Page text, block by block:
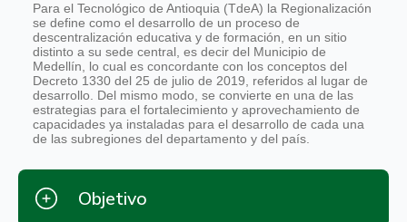
Para el Tecnológico de Antioquia (TdeA) la Regionalización
se define como el desarrollo de un proceso de
descentralización educativa y de formación, en un sitio
distinto a su sede central, es decir del Municipio de
Medellín, lo cual es concordante con los conceptos del
Decreto 1330 del 25 de julio de 2019, referidos al lugar de
desarrollo. Del mismo modo, se convierte en una de las
estrategias para el fortalecimiento y aprovechamiento de
capacidades ya instaladas para el desarrollo de cada una
de las subregiones del departamento y del país.
Objetivo